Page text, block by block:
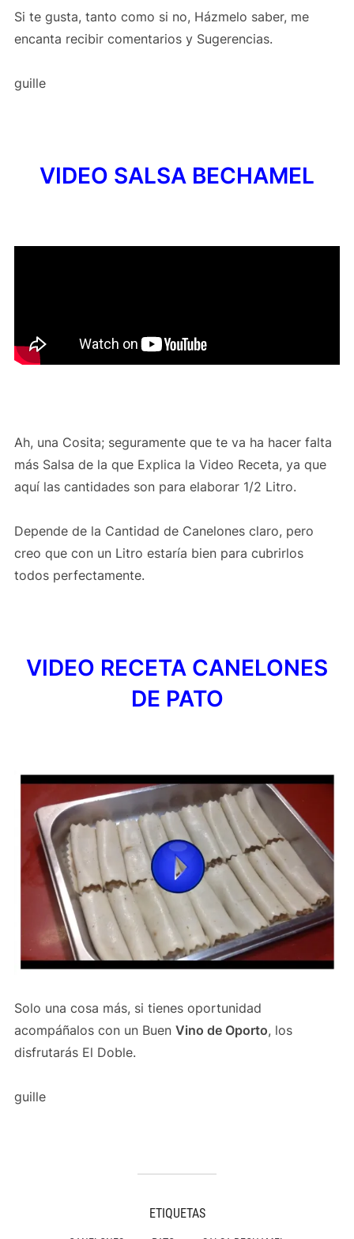
Si te gusta, tanto como si no, Házmelo saber, me
encanta recibir comentarios y Sugerencias.
guille
VIDEO SALSA BECHAMEL
Ah, una Cosita; seguramente que te va ha hacer falta
más Salsa de la que Explica la Video Receta, ya que
aquí las cantidades son para elaborar 1/2 Litro.
Depende de la Cantidad de Canelones claro, pero
creo que con un Litro estaría bien para cubrirlos
todos perfectamente.
VIDEO RECETA CANELONES
DE PATO
Solo una cosa más, si tienes oportunidad
acompáñalos con un Buen Vino de Oporto, los
disfrutarás El Doble.
guille
ETIQUETAS